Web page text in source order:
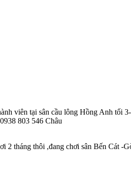
viên tại sân cầu lông Hồng Anh
803 546 Châu
2 tháng thôi ,đang chơi sân Bến Cát -